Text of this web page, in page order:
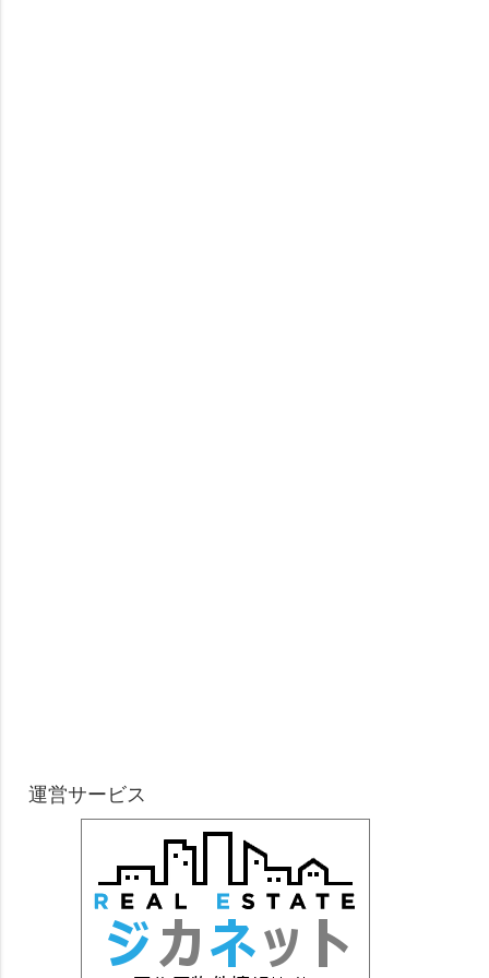
運営サービス